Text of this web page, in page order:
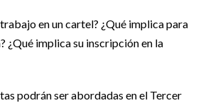
en un cartel? ¿Qué implica para
¿Qué implica su inscripción en la
podrán ser abordadas en el Tercer